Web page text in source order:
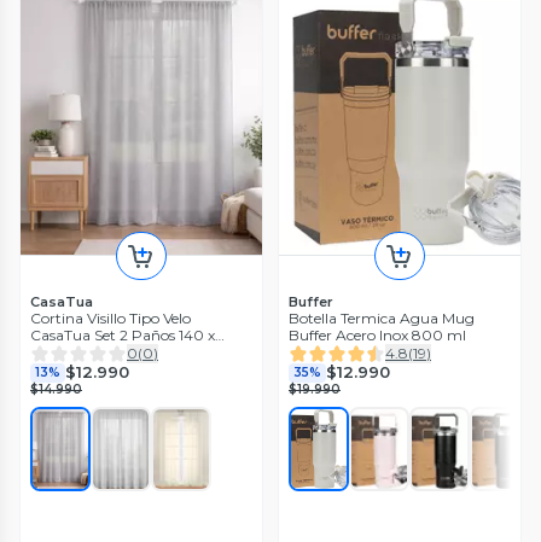
CasaTua
Cortina Visillo Tipo Velo
CasaTua Set 2 Paños 140 x
220cm
0(0)
13% $12.990
$14.990
Buffer
Botella Termica Agua Mug
Buffer Acero Inox 800 ml
4.8(19)
35% $12.990
$19.990